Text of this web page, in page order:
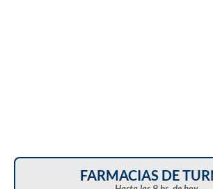
FARMACIAS DE